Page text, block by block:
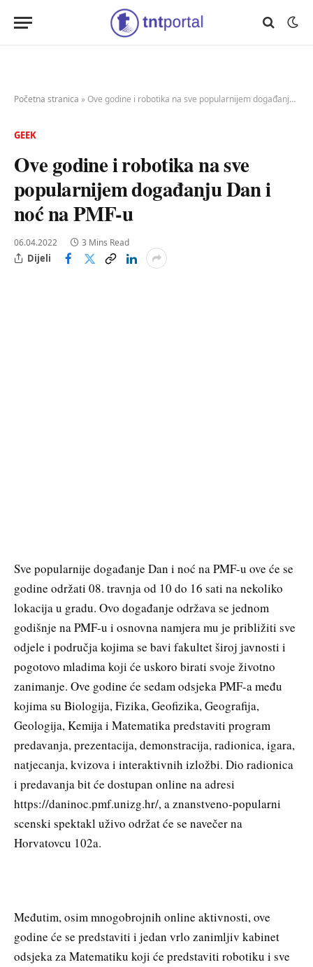
Početna stranica »Ove godine i robotika na sve popularnijem događanju Dan i noć na PMF-u
GEEK
Ove godine i robotika na sve
popularnijem događanju Dan i
noć na PMF-u
06.04.2022 3 Mins Read
Dijeli
Sve popularnije događanje Dan i noć na PMF-u ove će se
godine održati 08. travnja od 10 do 16 sati na nekoliko
lokacija u gradu. Ovo događanje održava se jednom
godišnje na PMF-u i osnovna namjera mu je približiti sve
odjele i područja kojima se bavi fakultet široj javnosti i
pogotovo mladima koji će uskoro birati svoje životno
zanimanje. Ove godine će sedam odsjeka PMF-a među
kojima su Biologija, Fizika, Geofizika, Geografija,
Geologija, Kemija i Matematika predstaviti program
predavanja, prezentacija, demonstracija, radionica, igara,
natjecanja, kvizova i interaktivnih izložbi. Dio radionica
i predavanja bit će dostupan online na adresi
https://daninoc.pmf.unizg.hr/, a znanstveno-popularni
scenski spektakl uživo održat će se navečer na
Horvatovcu 102a.
Međutim, osim mnogobrojnih online aktivnosti, ove
godine će se predstaviti i jedan vrlo zanimljiv kabinet
odsjeka za Matematiku koji će predstaviti robotiku i sve